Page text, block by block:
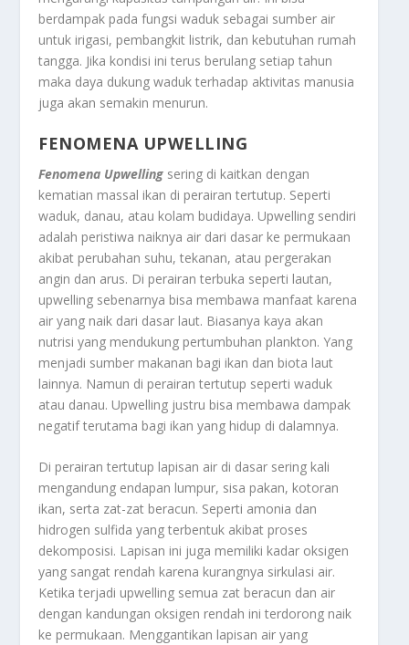
berdampak pada fungsi waduk sebagai sumber air
untuk irigasi, pembangkit listrik, dan kebutuhan rumah
tangga. Jika kondisi ini terus berulang setiap tahun
maka daya dukung waduk terhadap aktivitas manusia
juga akan semakin menurun.
FENOMENA UPWELLING
Fenomena Upwelling sering di kaitkan dengan
kematian massal ikan di perairan tertutup. Seperti
waduk, danau, atau kolam budidaya. Upwelling sendiri
adalah peristiwa naiknya air dari dasar ke permukaan
akibat perubahan suhu, tekanan, atau pergerakan
angin dan arus. Di perairan terbuka seperti lautan,
upwelling sebenarnya bisa membawa manfaat karena
air yang naik dari dasar laut. Biasanya kaya akan
nutrisi yang mendukung pertumbuhan plankton. Yang
menjadi sumber makanan bagi ikan dan biota laut
lainnya. Namun di perairan tertutup seperti waduk
atau danau. Upwelling justru bisa membawa dampak
negatif terutama bagi ikan yang hidup di dalamnya.
Di perairan tertutup lapisan air di dasar sering kali
mengandung endapan lumpur, sisa pakan, kotoran
ikan, serta zat-zat beracun. Seperti amonia dan
hidrogen sulfida yang terbentuk akibat proses
dekomposisi. Lapisan ini juga memiliki kadar oksigen
yang sangat rendah karena kurangnya sirkulasi air.
Ketika terjadi upwelling semua zat beracun dan air
dengan kandungan oksigen rendah ini terdorong naik
ke permukaan. Menggantikan lapisan air yang